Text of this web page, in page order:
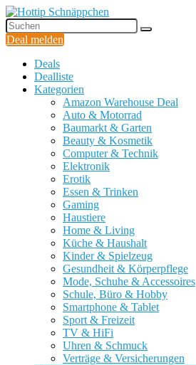
Deal melden
Deals
Dealliste
Kategorien
Amazon Warehouse Deal
Auto & Motorrad
Baumarkt & Garten
Beauty & Kosmetik
Computer & Technik
Elektronik
Erotik
Essen & Trinken
Gaming
Haustiere
Home & Living
Küche & Haushalt
Kinder & Spielzeug
Gesundheit & Körperpflege
Mode, Schuhe & Accessoires
Schule, Büro & Hobby
Smartphone & Tablet
Sport & Freizeit
TV & HiFi
Uhren & Schmuck
Verträge & Versicherungen